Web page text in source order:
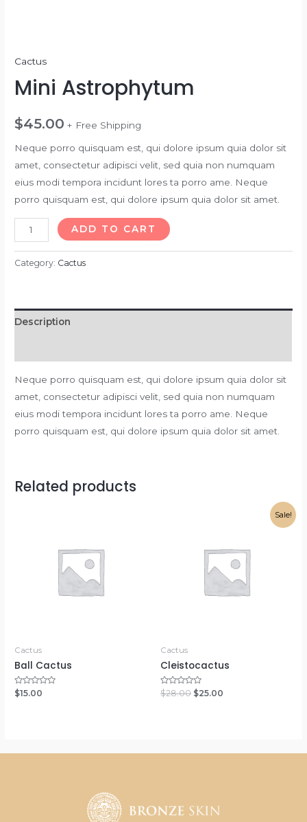
Cactus
Mini Astrophytum
$45.00 + Free Shipping
Neque porro quisquam est, qui dolore ipsum quia dolor sit
amet, consectetur adipisci velit, sed quia non numquam
eius modi tempora incidunt lores ta porro ame. Neque
porro quisquam est, qui dolore ipsum quia dolor sit amet.
Mini
Astrophytum
quantity
ADD TO CART
Category: Cactus
Description
Neque porro quisquam est, qui dolore ipsum quia dolor sit
amet, consectetur adipisci velit, sed quia non numquam
eius modi tempora incidunt lores ta porro ame. Neque
porro quisquam est, qui dolore ipsum quia dolor sit amet.
Related products
Cactus
Ball Cactus
Rated
0
$15.00
Sale!
Cactus
Cleistocactus
Rated
0
$28.00 $25.00